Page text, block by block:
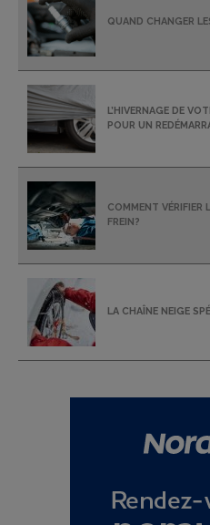
QUAND CHANGER
L’HIVERNAGE DE
POUR UN
COMMENT VÉRIFIER
FREIN?
LA CHAÎNE NEIGE